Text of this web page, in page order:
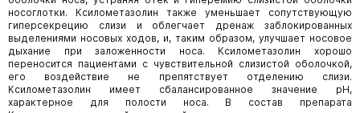
носоглотки. Ксилометазолин также уменьшает сопутствующую
гиперсекрецию слизи и облегчает дренаж заблокированных
выделениями носовых ходов, и, таким образом, улучшает носовое
дыхание при заложенности носа. Ксилометазолин хорошо
переносится пациентами с чувствительной слизистой оболочкой,
его воздействие не препятствует отделению слизи.
Ксилометазолин имеет сбалансированное значение рН,
характерное для полости носа. В состав препарата